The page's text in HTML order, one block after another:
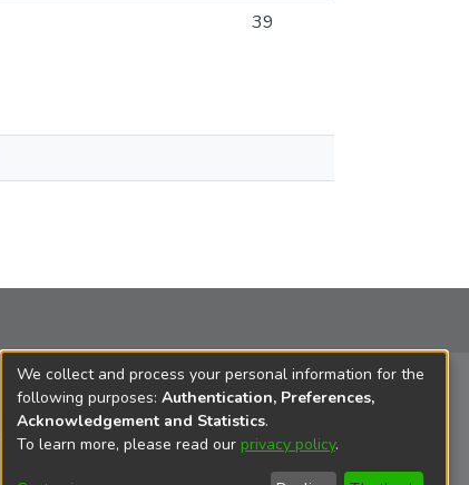
39
We collect and process your personal information for the
following purposes: Authentication, Preferences,
Acknowledgement and Statistics.
To learn more, please read our privacy policy.